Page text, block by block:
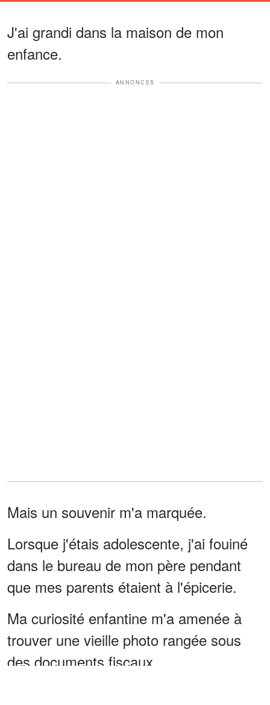
J'ai grandi dans la maison de mon
enfance.
ANNONCES
Mais un souvenir m'a marquée.
Lorsque j'étais adolescente, j'ai fouiné
dans le bureau de mon père pendant
que mes parents étaient à l'épicerie.
Ma curiosité enfantine m'a amenée à
trouver une vieille photo rangée sous
des documents fiscaux.